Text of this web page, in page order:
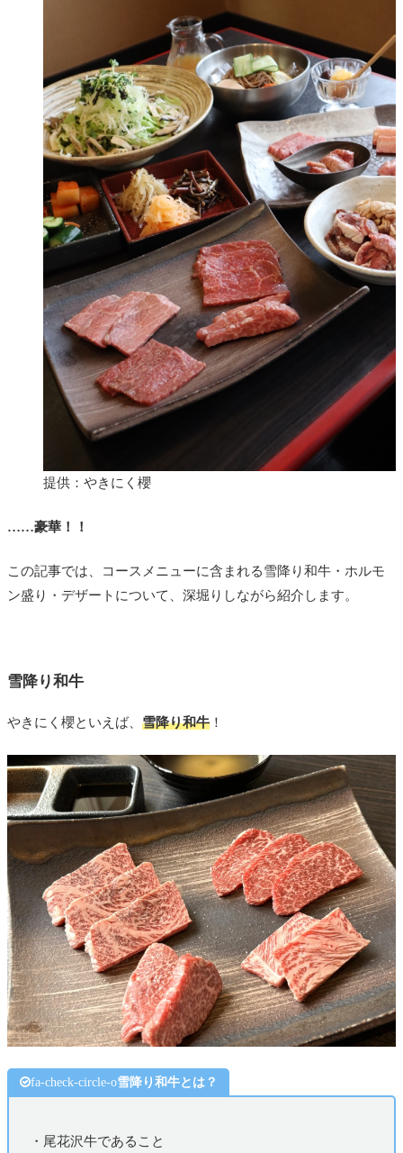
提供：やきにく櫻
……豪華！！
この記事では、コースメニューに含まれる雪降り和牛・ホルモ
ン盛り・デザートについて、深堀りしながら紹介します。
雪降り和牛
やきにく櫻といえば、 雪降り和牛 ！
fa-check-circle-o雪降り和牛とは？
・尾花沢牛であること